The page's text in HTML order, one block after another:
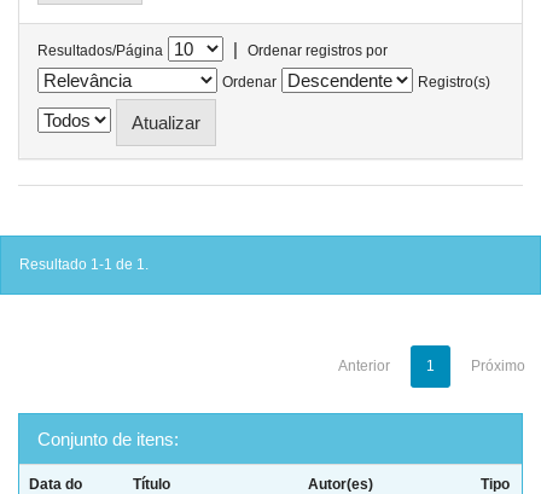
Resultados/Página |
Ordenar registros por
Ordenar
Registro(s)
Resultado 1-1 de 1.
Anterior 1 Próximo
Conjunto de itens:
Data do
Título Autor(es) Tipo